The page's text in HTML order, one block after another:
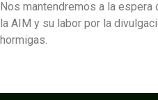
Nos mantendremos a la
la AIM y su labor por la
hormigas.